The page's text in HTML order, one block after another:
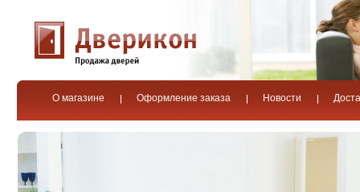
О магазине Оформление заказа Новости